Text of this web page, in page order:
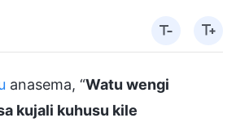
anasema, “Watu wengi
kujali kuhusu kile